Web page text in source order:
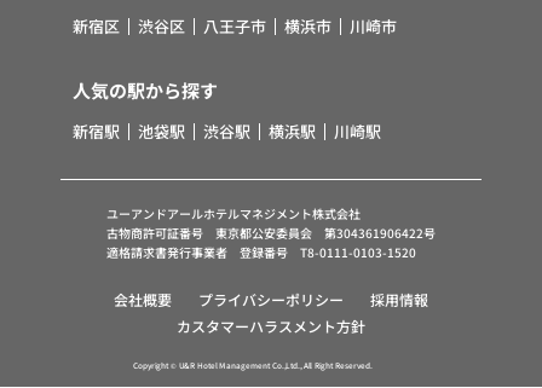
新宿区 渋谷区 八王子市 横浜市 川崎市
人気の駅から探す
新宿駅 池袋駅 渋谷駅 横浜駅 川崎駅
ユーアンドアールホテルマネジメント株式会社
古物商許可証番号 東京都公安委員会 第304361906422号
適格請求書発行事業者 登録番号 T8-0111-0103-1520
会社概要 プライバシーポリシー
採用情報
カスタマーハラスメント方針
Copyright © U&R Hotel Management Co.,Ltd., All Right Reserved.